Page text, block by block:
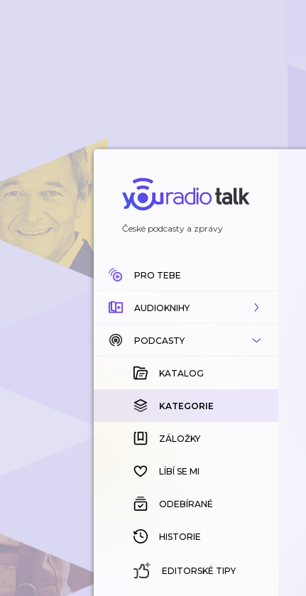
České podcasty a zprávy
PRO TEBE
AUDIOKNIHY
KATALOG
KOUPENÉ
KATEGORIE
ZÁLOŽKY
HISTORIE
PODCASTY
KATALOG
KATEGORIE
ZÁLOŽKY
LÍBÍ SE MI
ODEBÍRANÉ
HISTORIE
EDITORSKÉ TIPY